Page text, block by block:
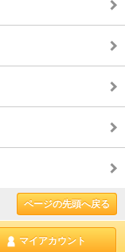
ページの先頭へ戻る
マイアカウント